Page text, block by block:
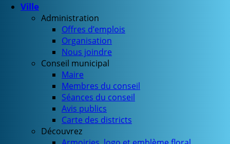
Ville
Administration
Offres d’emplois
Organisation
Nous joindre
Conseil municipal
Maire
Membres du conseil
Séances du conseil
Avis publics
Carte des districts
Découvrez